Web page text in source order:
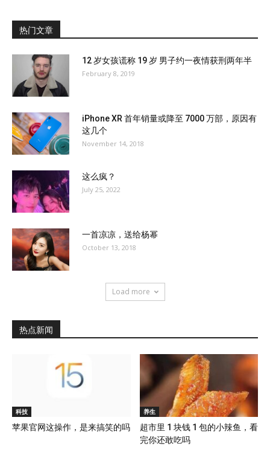
热门文章
12 岁女孩谎称 19 岁 男子约一夜情获刑两年半
February 8, 2019
iPhone XR 首年销量或降至 7000 万部，原因有
这几个
November 14, 2018
这么疯？
July 25, 2022
一首凉凉，送给杨幂
October 13, 2018
Load more
热点新闻
科技
苹果官网这操作，是来搞笑的吗
养生
超市里 1 块钱 1 包的小辣鱼，看
完你还敢吃吗